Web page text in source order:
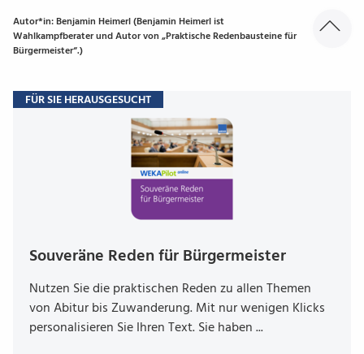
Autor*in: Benjamin Heimerl (Benjamin Heimerl ist
Wahlkampfberater und Autor von „Praktische Redenbausteine für
Bürgermeister“.)
FÜR SIE HERAUSGESUCHT
Souve­räne Reden für Bürgermeis­ter
Nutzen Sie die praktischen Reden zu allen Themen
von Abitur bis Zuwanderung. Mit nur wenigen Klicks
personalisieren Sie Ihren Text. Sie haben ...